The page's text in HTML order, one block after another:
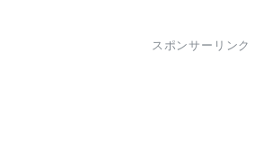
スポンサーリンク